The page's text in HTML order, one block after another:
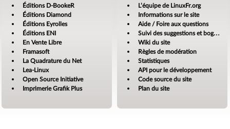
Éditions D-BookeR
Éditions Diamond
Éditions Eyrolles
Éditions ENI
En Vente Libre
Framasoft
La Quadrature du Net
Lea-Linux
Open Source Initiative
Imprimerie Grafik Plus
L’équipe de LinuxFr.org
Informations sur le site
Aide / Foire aux questions
Suivi des suggestions et bogues
Wiki du site
Règles de modération
Statistiques
API pour le développement
Code source du site
Plan du site